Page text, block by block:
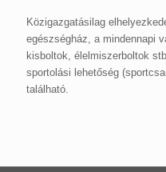
Közigazgatásilag
egészségház, a mindennapi
kisboltok, élelmiszerboltok
sportolási lehetőség
található.